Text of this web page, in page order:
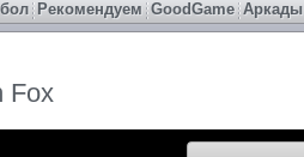
Рекомендуем GoodGame Аркады
Fox